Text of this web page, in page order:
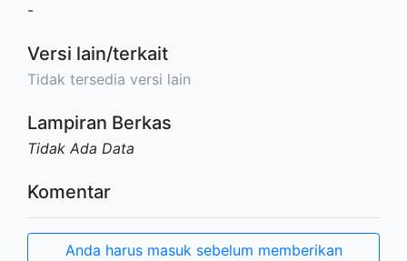
-
Versi lain/terkait
Tidak tersedia versi lain
Lampiran Berkas
Tidak Ada Data
Komentar
Anda harus masuk sebelum memberikan